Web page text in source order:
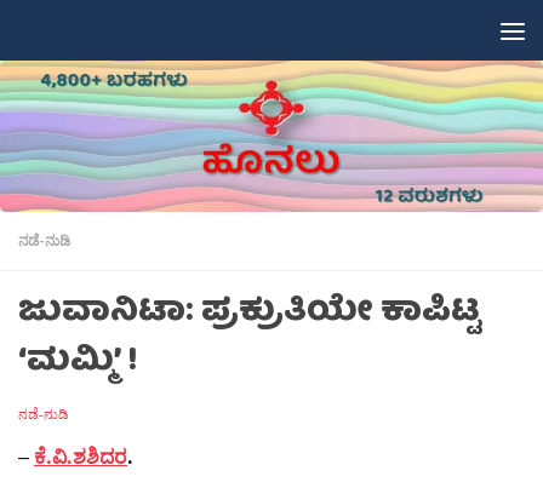
ನಡೆ-ನುಡಿ
ಜುವಾನಿಟಾ: ಪ್ರಕ್ರುತಿಯೇ ಕಾಪಿಟ್ಟ
‘ಮಮ್ಮಿ’ !
ನಡೆ-ನುಡಿ
– ಕೆ.ವಿ.ಶಶಿದರ.